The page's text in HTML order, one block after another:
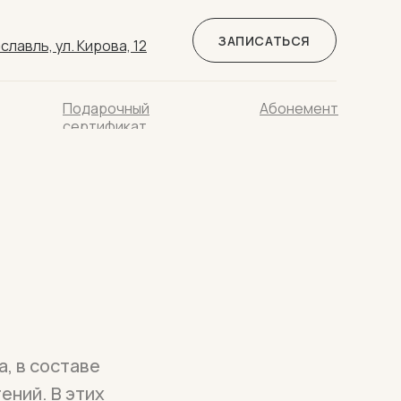
Подарочный
сертификат
Абонемент
ЗАПИСАТЬСЯ
ул. Кирова, 12
в составе
В этих